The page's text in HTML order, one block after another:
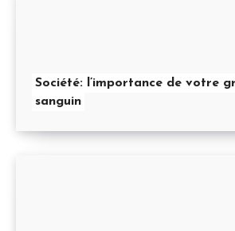
Société: l’importance de votre
sanguin